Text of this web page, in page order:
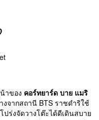
าของ คอร์ทยาร์ด บาย แมริ
จากสถานี BTS ราชดำริใช้
ปร่งจัดวางโต๊ะได้ดีเดินสบาย